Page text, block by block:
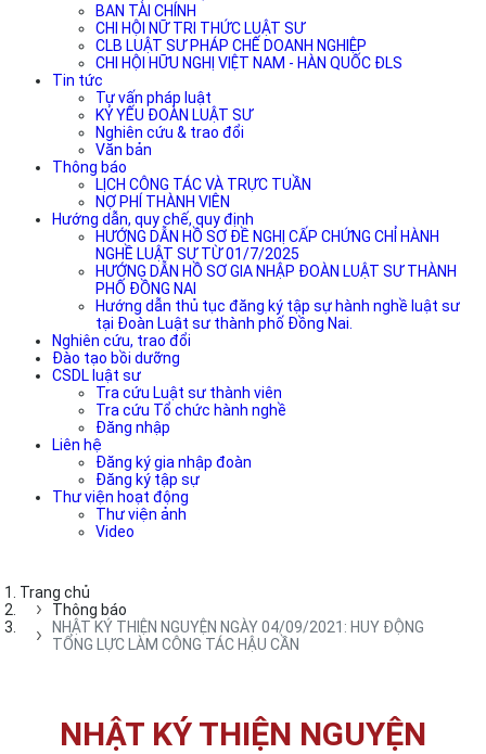
BAN TÀI CHÍNH
CHI HỘI NỮ TRI THỨC LUẬT SƯ
CLB LUẬT SƯ PHÁP CHẾ DOANH NGHIỆP
CHI HỘI HỮU NGHỊ VIỆT NAM - HÀN QUỐC ĐLS
Tin tức
Tư vấn pháp luật
KỶ YẾU ĐOÀN LUẬT SƯ
Nghiên cứu & trao đổi
Văn bản
Thông báo
LỊCH CÔNG TÁC VÀ TRỰC TUẦN
NỢ PHÍ THÀNH VIÊN
Hướng dẫn, quy chế, quy định
HƯỚNG DẪN HỒ SƠ ĐỀ NGHỊ CẤP CHỨNG CHỈ HÀNH
NGHỀ LUẬT SƯ TỪ 01/7/2025
HƯỚNG DẪN HỒ SƠ GIA NHẬP ĐOÀN LUẬT SƯ THÀNH
PHỐ ĐỒNG NAI
Hướng dẫn thủ tục đăng ký tập sự hành nghề luật sư
tại Đoàn Luật sư thành phố Đồng Nai.
Nghiên cứu, trao đổi
Đào tạo bồi dưỡng
CSDL luật sư
Tra cứu Luật sư thành viên
Tra cứu Tổ chức hành nghề
Đăng nhập
Liên hệ
Đăng ký gia nhập đoàn
Đăng ký tập sự
Thư viện hoạt động
Thư viện ảnh
Video
Trang chủ
Thông báo
NHẬT KÝ THIỆN NGUYỆN NGÀY 04/09/2021: HUY ĐỘNG
TỔNG LỰC LÀM CÔNG TÁC HẬU CẦN
NHẬT KÝ THIỆN NGUYỆN